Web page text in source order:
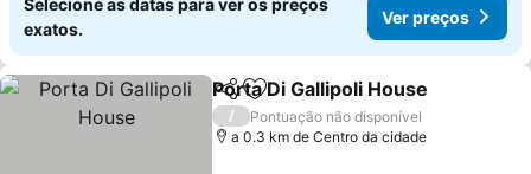
Selecione as datas para ver os preços
exatos.
Ver preços
PartilharAdicionar aos favoritos
Porta Di Gallipoli House
/
Pontuação não disponível
a 0.3 km de Centro da cidade